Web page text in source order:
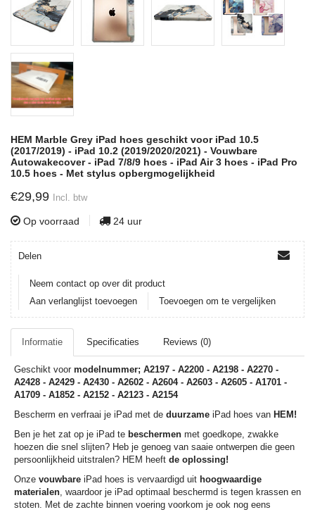
HEM Marble Grey iPad hoes geschikt voor iPad 10.5
(2017/2019) - iPad 10.2 (2019/2020/2021) - Vouwbare
Autowakecover - iPad 7/8/9 hoes - iPad Air 3 hoes - iPad Pro
10.5 hoes - Met stylus opbergmogelijkheid
€29,99 Incl. btw
Op voorraad 24 uur
Delen
Neem contact op over dit product
Aan verlanglijst toevoegen
Toevoegen om te vergelijken
Informatie Specificaties Reviews (0)
Geschikt voor modelnummer; A2197 - A2200 - A2198 - A2270 -
A2428 - A2429 - A2430 - A2602 - A2604 - A2603 - A2605 - A1701 -
A1709 - A1852 - A2152 - A2123 - A2154
Bescherm en verfraai je iPad met de duurzame iPad hoes van HEM!
Ben je het zat op je iPad te beschermen met goedkope, zwakke
hoezen die snel slijten? Heb je genoeg van saaie ontwerpen die geen
persoonlijkheid uitstralen? HEM heeft de oplossing!
Onze vouwbare iPad hoes is vervaardigd uit hoogwaardige
materialen, waardoor je iPad optimaal beschermd is tegen krassen en
stoten. Met de zachte binnen voering voorkom je ook nog eens